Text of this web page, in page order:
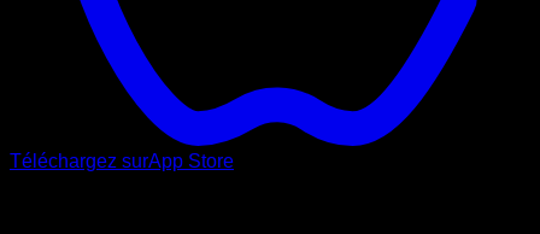
Téléchargez surApp Store